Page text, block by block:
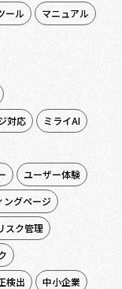
ール
マニュアル
対応
ミライAI
ユーザー体験
ングページ
スク管理
検出
中小企業